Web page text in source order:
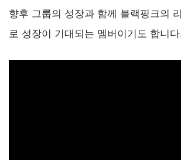
향후 그룹의 성장과 함께 블랙핑크의
로 성장이 기대되는 멤버이기도 합니